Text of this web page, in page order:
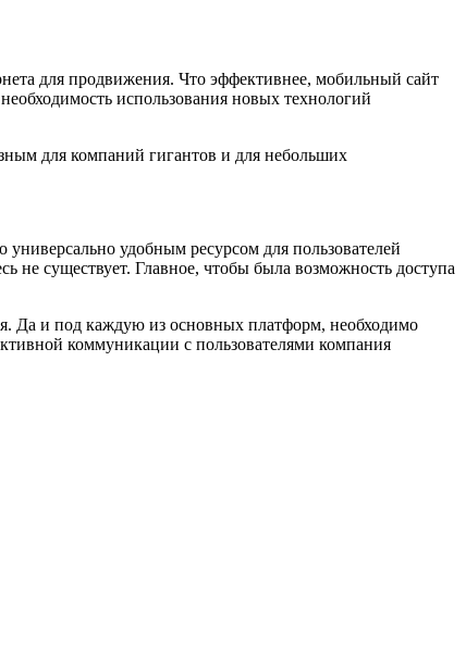
для продвижения. Что эффективнее, мобильный сайт
использования новых технологий
для компаний гигантов и для небольших
удобным ресурсом для пользователей
существует. Главное, чтобы была возможность доступа
Да и под каждую из основных платформ, необходимо
коммуникации с пользователями компания